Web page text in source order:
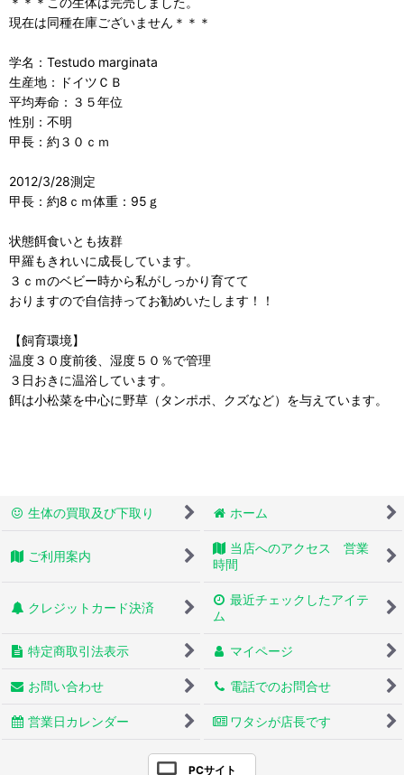
現在は同種在庫ございません＊＊＊
学名：Testudo marginata
生産地：ドイツＣＢ
平均寿命：３５年位
性別：不明
甲長：約３０ｃｍ
2012/3/28測定
甲長：約8ｃｍ体重：95ｇ
状態餌食いとも抜群
甲羅もきれいに成長しています。
３ｃｍのベビー時から私がしっかり育てて
おりますので自信持ってお勧めいたします！！
【飼育環境】
温度３０度前後、湿度５０％で管理
３日おきに温浴しています。
餌は小松菜を中心に野草（タンポポ、クズなど）を与えています。
生体の買取及び下取り ホーム
ご利用案内
当店へのアクセス 営業
時間
クレジットカード決済
最近チェックしたアイテ
ム
特定商取引法表示 マイページ
お問い合わせ 電話でのお問合せ
営業日カレンダー ワタシが店長です
PCサイト